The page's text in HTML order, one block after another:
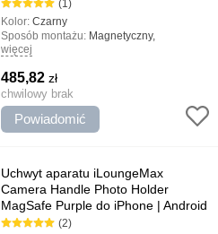
(1)
Kolor:Czarny
Sposób montażu: Magnetyczny,
Przyssawka, uniwersalny
uniwersalny
Typ:Automobilowy, Bezprzewodowy,
Szybkie /Quick Charge, Magnetyczny, Z
ładowaniem
Najważniejsze cechy:
więcej
485,82zł
chwilowy brak
Powiadomić
Uchwyt aparatu iLoungeMax
Camera Handle Photo Holder
MagSafe Purple do iPhone | Android
(2)